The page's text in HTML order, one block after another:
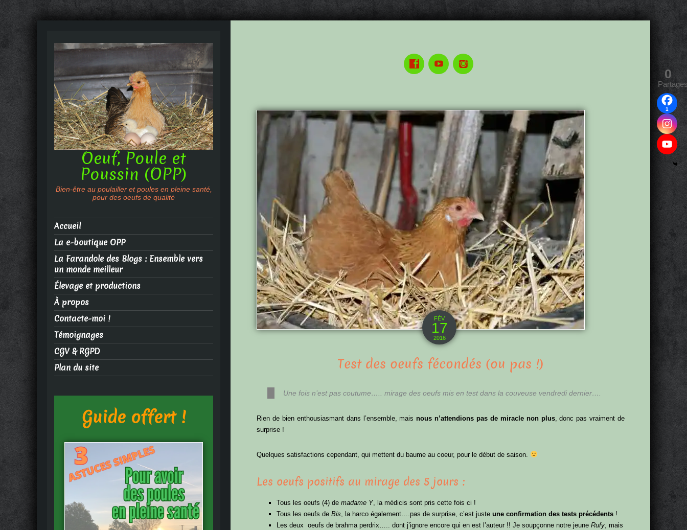
FÉV
17
2016
Test des oeufs fécondés (ou pas !)
Une fois n’est pas coutume….. mirage des oeufs mis en test dans la couveuse vendredi dernier….
Rien de bien enthousiasmant dans l’ensemble, maisnous n’attendions pas de miracle non plus, donc pas vraiment de
surprise !
Quelques satisfactions cependant, qui mettent du baume au coeur, pour le début de saison.
Les oeufs positifs au mirage des 5 jours :
Tous les oeufs (4) demadame Y, la médicis sont pris cette fois ci !
Tous les oeufs deBis, la harco également….pas de surprise, c’est justeune confirmation des tests précédents !
Les deux oeufs de brahma perdrix….. dont j’ignore encore qui en est l’auteur !! Je soupçonne notre jeuneRufy, mais
0
1
Oeuf, Poule et
Poussin (OPP)
Bien-être au poulailler et poules en pleine santé,
pour des oeufs de qualité
Accueil
La e-boutique OPP
La Farandole des Blogs : Ensemble vers
un monde meilleur
Élevage et productions
À propos
Contacte-moi !
Témoignages
CGV & RGPD
Plan du site
Guide offert !